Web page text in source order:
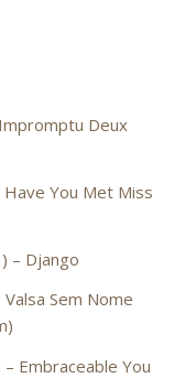
Deux
Have You Met Miss
– Django
Sem Nome
Embraceable You